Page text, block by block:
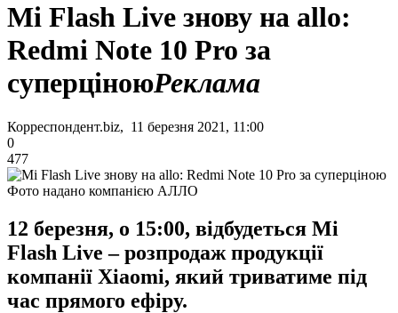
Mi Flash Live знову на allo:
Redmi Note 10 Pro за
суперціноюРеклама
Корреспондент.biz, 11 березня 2021, 11:00
0
477
Фото надано компанією АЛЛО
12 березня, о 15:00, відбудеться Mi
Flash Live – розпродаж продукції
компанії Xiaomi, який триватиме під
час прямого ефіру.